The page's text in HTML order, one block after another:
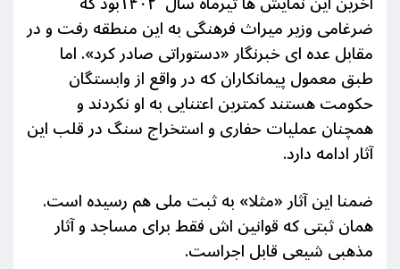
ضرغامی وزیر میراث فرهنگی به این منطقه رفت و در
مقابل عده ای خبرنگار «دستوراتی صادر کرد». اما
طبق معمول پیمانکاران که در واقع از وابستگان
حکومت هستند کمترین اعتنایی به او نکردند و
همچنان عملیات حفاری و استخراج سنگ در قلب این
آثار ادامه دارد.
ضمنا این آثار «مثلا» به ثبت ملی هم رسیده است.
همان ثبتی که قوانین اش فقط برای مساجد و آثار
مذهبی شیعی قابل اجراست.